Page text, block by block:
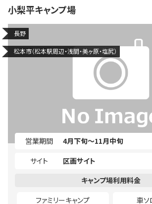
小梨平キャンプ場
長野
松本市（松本駅周辺・浅間・美ヶ原・塩尻）
営業期間
4月下旬～11月中旬
サイト
区画サイト
ファミリーキャンプ 車ソ